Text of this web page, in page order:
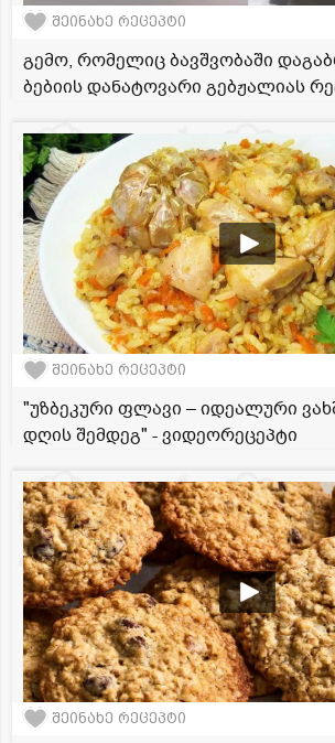
შეინახე რეცეპტი
გემო, რომელიც ბავშვობაში
ბებიის დანატოვარი გებჟალიას
შეინახე რეცეპტი
"უზბეკური ფლავი – იდეალური
დღის შემდეგ" - ვიდეორეცეპტი
შეინახე რეცეპტი